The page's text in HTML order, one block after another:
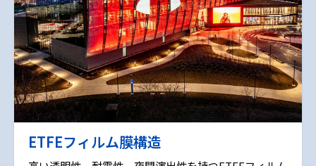
ETFEフィルム膜構造